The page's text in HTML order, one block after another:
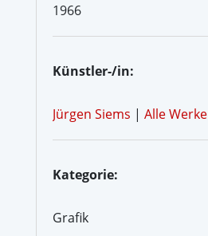
1966
Künstler-/in:
Jürgen Siems | Alle Werke
Kategorie:
Grafik